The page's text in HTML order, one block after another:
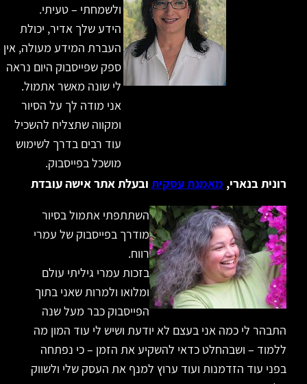
ולשמחתי – טעיתי.
הידע שלך אדיר, יכולת
העברת המידע מעולה, אין
ספק שפייסבוק היום נראה
לי שונה מאשר אתמול.
אני מודה לך על הסיור
ומקווה שתצליח להשכיל
עוד רבים בדרך לשימוש
מושכל בפייסבוק.
רונית בנארי, מאמנת עסקיתובעלת אתר אישה עובדת
השתתפתי אתמול בסיור
מודרך בפייסבוק של עמרי
רווח.
בזכות עמרי גיליתי עולם
ומלואו ולמרות שאני בתוך
הפייסבוק כבר מעל שנה
התבהר לי כמה אני בעצם לא יודעת ושיש לי עוד המון מה
ללמוד – ושבהחלט כדאי להשקיע את הזמן – כי נפתחה
בפני עוד הזדמנות ועוד ערוץ למנף את העסק שלי ולשווק